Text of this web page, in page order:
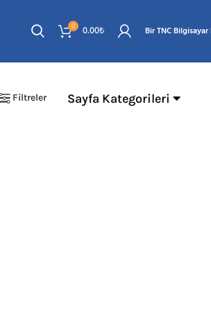
0 0.00₺ Bir TNC
Sayfa Kategorileri
Filtreler